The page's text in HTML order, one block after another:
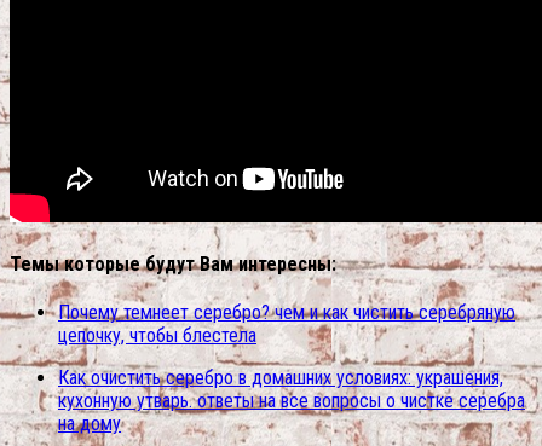
Темы которые будут Вам интересны:
Почему темнеет серебро? чем и как чистить серебряную
цепочку, чтобы блестела
Как очистить серебро в домашних условиях: украшения,
кухонную утварь. ответы на все вопросы о чистке серебра
на дому